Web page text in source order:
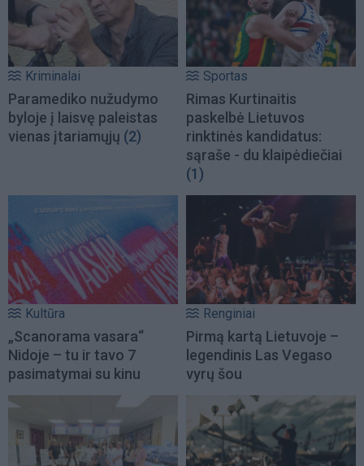
Kriminalai
Paramediko nužudymo
byloje į laisvę paleistas
vienas įtariamųjų (2)
Sportas
Rimas Kurtinaitis
paskelbė Lietuvos
rinktinės kandidatus:
sąraše - du klaipėdiečiai
(1)
Kultūra
„Scanorama vasara“
Nidoje – tu ir tavo 7
pasimatymai su kinu
Renginiai
Pirmą kartą Lietuvoje –
legendinis Las Vegaso
vyrų šou